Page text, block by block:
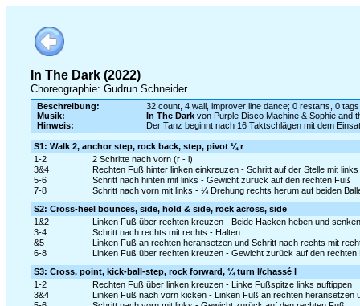
In The Dark (2022)
Choreographie: Gudrun Schneider
Beschreibung:
32 count, 4 wall, improver line dance; 0 restarts, 0 tags
Musik:
In The Dark von Purple Disco Machine & Sophie and
Hinweis:
Der Tanz beginnt nach 16 Taktschlägen mit dem
S1: Walk 2, anchor step, rock back, step, pivot ¼ r
1-2
2 Schritte nach vorn (r - l)
3&4
Rechten Fuß hinter linken einkreuzen - Schritt auf der Stelle mit
5-6
Schritt nach hinten mit links - Gewicht zurück auf den rechten Fuß
7-8
Schritt nach vorn mit links - ¼ Drehung rechts herum auf beiden
S2: Cross-heel bounces, side, hold & side, rock across, side
1&2
Linken Fuß über rechten kreuzen - Beide Hacken heben und
3-4
Schritt nach rechts mit rechts - Halten
&5
Linken Fuß an rechten heransetzen und Schritt nach rechts mit
6-8
Linken Fuß über rechten kreuzen - Gewicht zurück auf den
S3: Cross, point, kick-ball-step, rock forward, ¼ turn l/chassé l
1-2
Rechten Fuß über linken kreuzen - Linke Fußspitze links auftippen
3&4
Linken Fuß nach vorn kicken - Linken Fuß an rechten heransetzen